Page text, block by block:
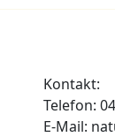
Kontakt:
Telefon:
E-Mail: